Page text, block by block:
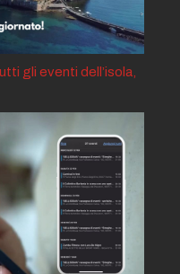
gli eventi dell’isola,